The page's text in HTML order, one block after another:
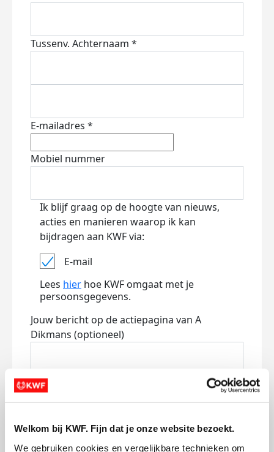
Welkom bij KWF. Fijn dat je onze website bezoekt.
We gebruiken cookies en vergelijkbare technieken om
Tussenv. Achternaam *
E-mailadres *
Mobiel nummer
Ik blijf graag op de hoogte van nieuws,
acties en manieren waarop ik kan
bijdragen aan KWF via:
E-mail
Lees hier hoe KWF omgaat met je
persoonsgegevens.
Jouw bericht op de actiepagina van A
Dikmans (optioneel)
0/150
Naam die op de pagina verschijnt